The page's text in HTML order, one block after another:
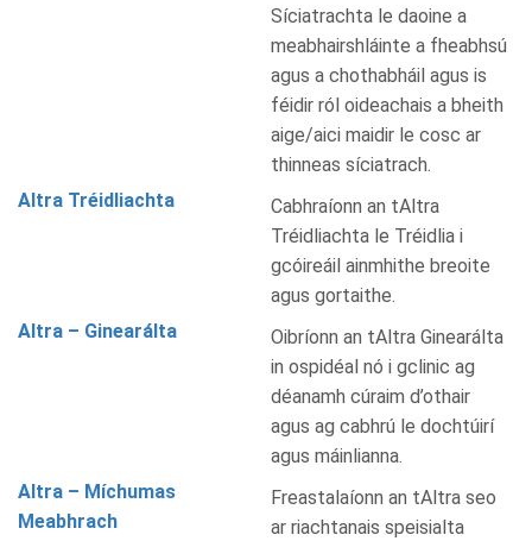
Síciatrachta le daoine a
meabhairshláinte a fheabhsú
agus a chothabháil agus is
féidir ról oideachais a bheith
aige/aici maidir le cosc ar
thinneas síciatrach.
Altra Tréidliachta
Cabhraíonn an tAltra
Tréidliachta le Tréidlia i
gcóireáil ainmhithe breoite
agus gortaithe.
Altra – Ginearálta
Oibríonn an tAltra Ginearálta
in ospidéal nó i gclinic ag
déanamh cúraim d’othair
agus ag cabhrú le dochtúirí
agus máinlianna.
Altra – Míchumas
Meabhrach
Freastalaíonn an tAltra seo
ar riachtanais speisialta